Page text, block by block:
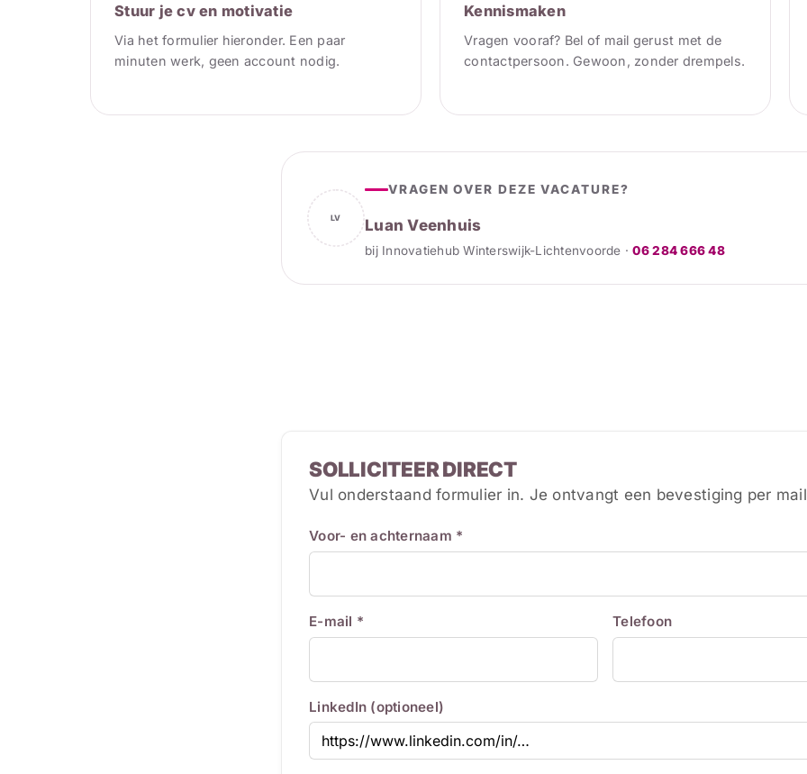
Stuur je cv en motivatie
Via het formulier hieronder. Een paar
minuten werk, geen account nodig.
Kennismaken
Vragen vooraf? Bel of mail gerust met de
contactpersoon. Gewoon, zonder drempels.
LV
VRAGEN OVER DEZE VACATURE?
Luan Veenhuis
bij Innovatiehub Winterswijk-Lichtenvoorde ·06 284 666 48
SOLLICITEER DIRECT
Vul onderstaand formulier in. Je ontvangt een bevestiging per
Voor- en achternaam *
E-mail * Telefoon
LinkedIn (optioneel)